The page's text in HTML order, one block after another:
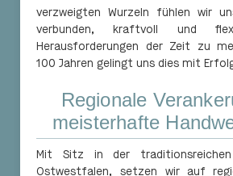
verzweigten Wurzeln fühlen wir
verbunden, kraftvoll und
Herausforderungen der Zeit zu
100 Jahren gelingt uns dies mit
Regionale
meisterhafte
Mit Sitz in der traditionsreichen
Ostwestfalen, setzen wir auf